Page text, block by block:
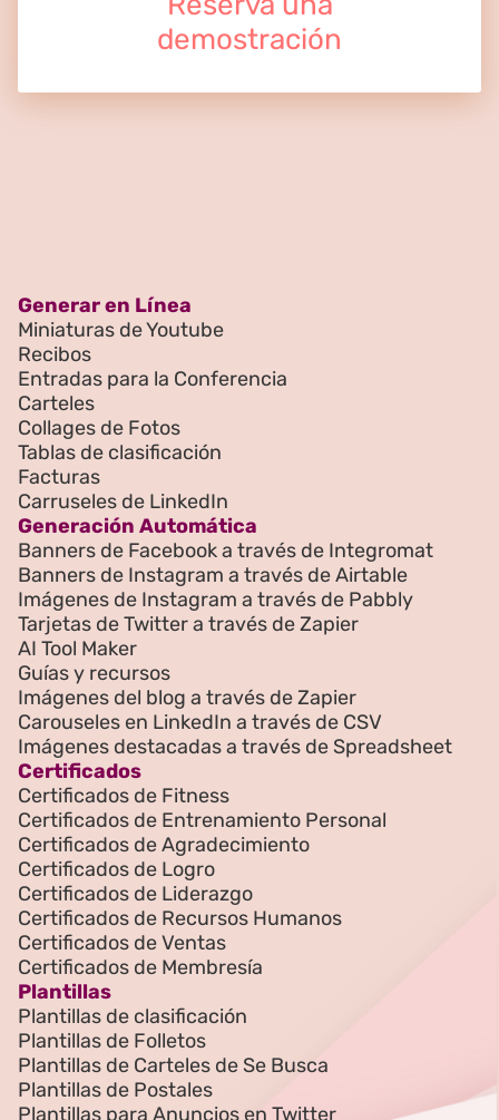
demostración
Generar en Línea
Miniaturas de Youtube
Recibos
Entradas para la Conferencia
Carteles
Collages de Fotos
Tablas de clasificación
Facturas
Carruseles de LinkedIn
Generación Automática
Banners de Facebook a través de Integromat
Banners de Instagram a través de Airtable
Imágenes de Instagram a través de Pabbly
Tarjetas de Twitter a través de Zapier
AI Tool Maker
Guías y recursos
Imágenes del blog a través de Zapier
Carouseles en LinkedIn a través de CSV
Imágenes destacadas a través de Spreadsheet
Certificados
Certificados de Fitness
Certificados de Entrenamiento Personal
Certificados de Agradecimiento
Certificados de Logro
Certificados de Liderazgo
Certificados de Recursos Humanos
Certificados de Ventas
Certificados de Membresía
Plantillas
Plantillas de clasificación
Plantillas de Folletos
Plantillas de Carteles de Se Busca
Plantillas de Postales
Plantillas para Anuncios en Twitter